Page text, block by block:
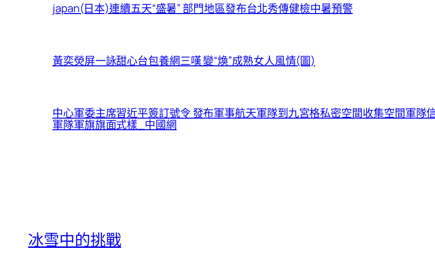
japan(日本)連續五天“盛暑” 部門地區發布台北秀傳健檢中暑預警
黃奕熒屏一詠甜心台包養網三嘆 變“煥”成熟女人風情(圖)
中心軍委主席習近平簽訂號令 發布軍事航天軍隊到九宮格私密空間收集空間軍隊
軍隊軍旗旗面式樣_中國網
冰雪中的挑戰